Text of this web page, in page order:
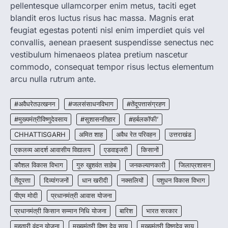
2
रायपुर। राष्ट्रीय कृमि मुक्ति दिवस भारत सरकार द्वारा
बच्चों के स्वास्थ्य सुधार के लिए वर्ष…
3
CHHATTISGARH
CG : मुख्यमंत्री विष्णुदेव साय के नेतृत्व में
छत्तीसगढ़ को बड़ी उपलब्धि
More Khabar
हरित विकास और किसानों की आय…
4
CHHATTISGARH
CG : पांच माह की अनुष्का को मिला नया
जीवन, चिरायु योजना से संभव हुई सफल सर्जरी
More Khabar August 7, 2026
रायपुर। राष्ट्रीय बाल स्वास्थ्य कार्यक्रम (चिरायु) के तहत
जशपुर जिले की 5 माह की मासूम…
pellentesque ullamcorper enim metus, taciti eget
blandit eros luctus risus hac massa. Magnis erat
feugiat egestas potenti nisl enim imperdiet quis vel
convallis, aenean praesent suspendisse senectus nec
vestibulum himenaeos platea pretium nascetur
commodo, consequat tempor risus lectus elementum
arcu nulla rutrum ante.
#अवैधरेतउत्खनन #जलसंसाधनविभाग
#तेंदूपत्तासंग्रहण
#मुख्यमंत्रीविष्णुदेवसाय
#सुशासनतिहार
#हर्बलकॉफी’
CHHATTISGARH
अमित शाह अवैध रेत परिवहन
उत्तराखंड
एकलव्य आदर्श आवासीय विद्यालय
एडवाइजरी
किसानों
कौशल विकास विभाग
गुरु खुशवंत साहेब जनकल्याणकारी
जिलाप्रशासन
तेंदूपत्ता
दिव्यांगजनों धान खरीदी नक्सलियों
पशुधन विकास विभाग
पीएम मोदी
प्रधानमंत्री आवास योजना
प्रधानमंत्री किसान सम्मान निधि योजना
बारिश
भारत सरकार
महतारी वंदन योजना
मुख्यमंत्री विष्णु देव साय मुख्यमंत्री विष्णुदेव साय